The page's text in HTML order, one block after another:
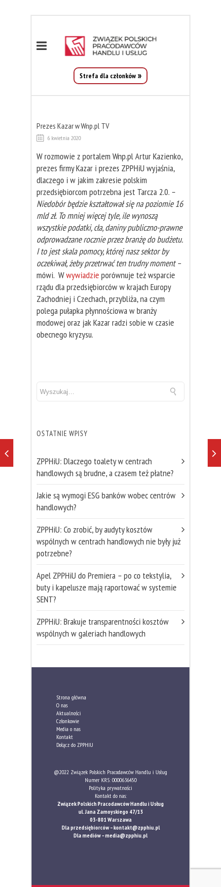
Strefa dla członków
Prezes Kazar w Wnp.pl TV
6 kwietnia 2020
W rozmowie z portalem Wnp.pl Artur Kazienko,
prezes firmy Kazar i prezes ZPPHiU wyjaśnia,
dlaczego i w jakim zakresie polskim
przedsiębiorcom potrzebna jest Tarcza 2.0. –
Niedobór będzie kształtował się na poziomie 16
mld zł. To mniej więcej tyle, ile wynoszą
wszystkie podatki, cła, daniny publiczno-prawne
odprowadzane rocznie przez branżę do budżetu.
I to jest skala pomocy, której nasz sektor by
oczekiwał, żeby przetrwać ten trudny moment–
mówi. Wwywiadzie porównuje też wsparcie
rządu dla przedsiębiorców w krajach Europy
Zachodniej i Czechach, przybliża, na czym
polega pułapka płynnościowa w branży
modowej oraz jak Kazar radzi sobie w czasie
obecnego kryzysu.
OSTATNIE WPISY
ZPPHiU: Dlaczego toalety w centrach
handlowych są brudne, a czasem też płatne?
Jakie są wymogi ESG banków wobec centrów
handlowych?
ZPPHiU: Co zrobić, by audyty kosztów
wspólnych w centrach handlowych nie były już
potrzebne?
Apel ZPPHiU do Premiera – po co tekstylia,
buty i kapelusze mają raportować w systemie
SENT?
ZPPHiU: Brakuje transparentności kosztów
wspólnych w galeriach handlowych
Strona główna
O nas
Aktualności
Członkowie
Media o nas
Kontakt
Dołącz do ZPPHIU
@2022 Związek Polskich Pracodawców Handlu i Usług
Numer KRS: 0000636450
Polityka prywatności
Kontakt do nas:
Związek Polskich Pracodawców Handlu i Usług
ul. Jana Zamoyskiego 47/13
03-801 Warszawa
Dla przedsiębiorców –kontakt@zpphiu.pl
Dla mediów –media@zpphiu.pl